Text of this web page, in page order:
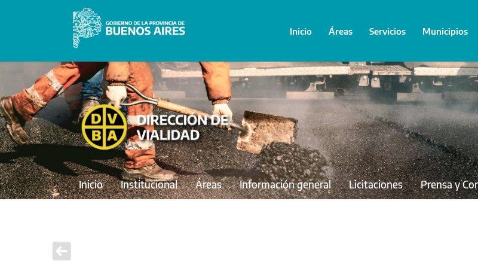
Inicio Áreas Servicios Municipios
Inicio Institucional Áreas Información general Licitaciones Prensa y